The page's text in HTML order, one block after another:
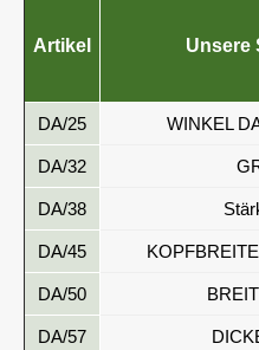
Artikel Unsere
DA/25 WINKEL
DA/32
DA/38
DA/45
DA/50
DA/57